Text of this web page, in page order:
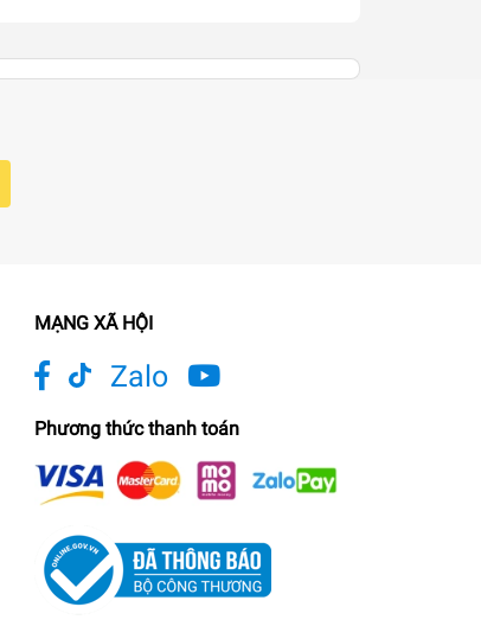
MẠNG XÃ HỘI
Zalo
Phương thức thanh toán